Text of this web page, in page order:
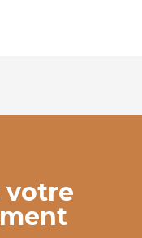
votre